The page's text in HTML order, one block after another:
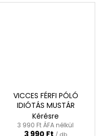
VICCES FÉRFI PÓLÓ
IDIÓTÁS MUSTÁR
Kérésre
3 990 Ft ÁFA nélkül